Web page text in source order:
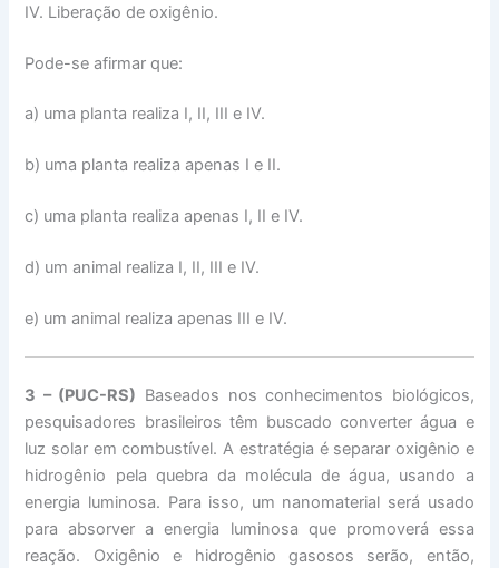
IV. Liberação de oxigênio.
Pode-se afirmar que:
a) uma planta realiza I, II, III e IV.
b) uma planta realiza apenas I e II.
c) uma planta realiza apenas I, II e IV.
d) um animal realiza I, II, III e IV.
e) um animal realiza apenas III e IV.
3 – (PUC-RS) Baseados nos conhecimentos biológicos,
pesquisadores brasileiros têm buscado converter água e
luz solar em combustível. A estratégia é separar oxigênio e
hidrogênio pela quebra da molécula de água, usando a
energia luminosa. Para isso, um nanomaterial será usado
para absorver a energia luminosa que promoverá essa
reação. Oxigênio e hidrogênio gasosos serão, então,